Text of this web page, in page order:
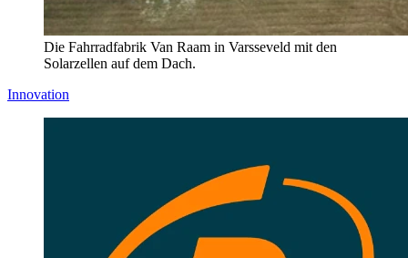
Die Fahrradfabrik Van Raam in Varsseveld mit den
Solarzellen auf dem Dach.
Innovation